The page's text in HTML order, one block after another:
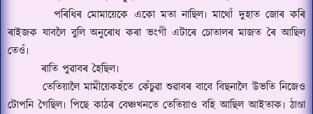
পৰিধিৰ মোমায়েকে একো মতা নাছিল৷ মাথোঁ দুহাত জোৰ কৰি
ৰাইজক যাবলৈ বুলি অনুৰোধ কৰা ভংগী এটাৰে চোতালৰ মাজত ৰৈ আছিল
তেওঁ৷
ৰাতি পুৱাবৰ হৈছিল৷
তেতিয়ালৈ মামীয়েকহঁতে কেঁচুৱা শুৱাবৰ বাবে বিছনালৈ উভতি নিজেও
টোপনি গৈছিল৷ পিছে কাঠৰ বেঞ্চখনতে তেতিয়াও বহি আছিল আইতাক৷ ঠাণ্ডা